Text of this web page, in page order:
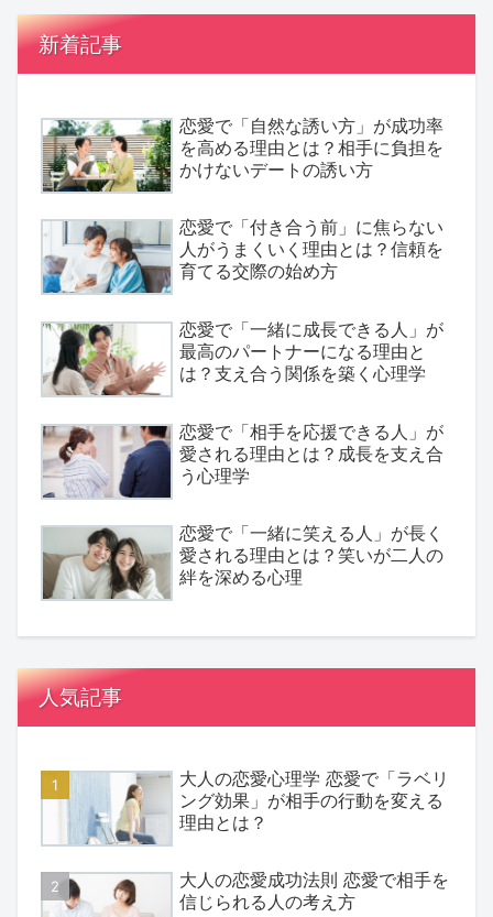
新着記事
恋愛で「自然な誘い方」が成功率
を高める理由とは？相手に負担を
かけないデートの誘い方
恋愛で「付き合う前」に焦らない
人がうまくいく理由とは？信頼を
育てる交際の始め方
恋愛で「一緒に成長できる人」が
最高のパートナーになる理由と
は？支え合う関係を築く心理学
恋愛で「相手を応援できる人」が
愛される理由とは？成長を支え合
う心理学
恋愛で「一緒に笑える人」が長く
愛される理由とは？笑いが二人の
絆を深める心理
人気記事
大人の恋愛心理学 恋愛で「ラベリ
ング効果」が相手の行動を変える
理由とは？
大人の恋愛成功法則 恋愛で相手を
信じられる人の考え方